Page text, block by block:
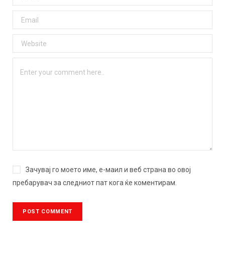
Зачувај го моето име, е-маил и веб страна во овој
пребарувач за следниот пат кога ќе коментирам.